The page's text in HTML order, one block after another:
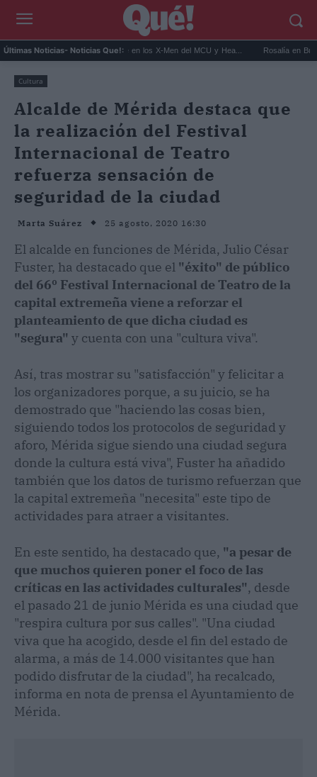
Últimas Noticias- Noticias Que!:
Kit Connor será Cíclope en los X-Men del MCU y Hea... Rosalía en Buenos
Cultura
Alcalde de Mérida destaca que
la realización del Festival
Internacional de Teatro
refuerza sensación de
seguridad de la ciudad
Marta Suárez 25 agosto, 2020 16:30
El alcalde en funciones de Mérida, Julio César
Fuster, ha destacado que el "éxito" de público
del 66º Festival Internacional de Teatro de la
capital extremeña viene a reforzar el
planteamiento de que dicha ciudad es
"segura" y cuenta con una "cultura viva".
Así, tras mostrar su "satisfacción" y felicitar a
los organizadores porque, a su juicio, se ha
demostrado que "haciendo las cosas bien,
siguiendo todos los protocolos de seguridad y
aforo, Mérida sigue siendo una ciudad segura
donde la cultura está viva", Fuster ha añadido
también que los datos de turismo refuerzan que
la capital extremeña "necesita" este tipo de
actividades para atraer a visitantes.
En este sentido, ha destacado que, "a pesar de
que muchos quieren poner el foco de las
críticas en las actividades culturales", desde
el pasado 21 de junio Mérida es una ciudad que
"respira cultura por sus calles". "Una ciudad
viva que ha acogido, desde el fin del estado de
alarma, a más de 14.000 visitantes que han
podido disfrutar de la ciudad", ha recalcado,
informa en nota de prensa el Ayuntamiento de
Mérida.